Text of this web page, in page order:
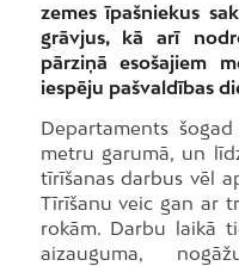
zemes īpašniekus
grāvjus, kā arī
pārziņā esošajiem
iespēju pašvaldības
Departaments
metru garumā, un
tīrīšanas darbus vēl
Tīrīšanu veic gan ar
rokām. Darbu laikā
aizauguma,